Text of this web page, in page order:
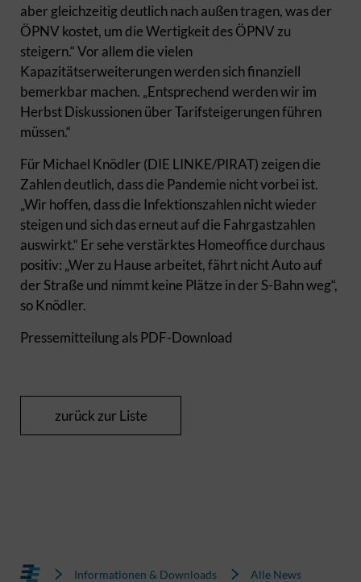
aber gleichzeitig deutlich nach außen tragen, was der
ÖPNV kostet, um die Wertigkeit des ÖPNV zu
steigern.“ Vor allem die vielen
Kapazitätserweiterungen werden sich finanziell
bemerkbar machen. „Entsprechend werden wir im
Herbst Diskussionen über Tarifsteigerungen führen
müssen.“
Für Michael Knödler (DIE LINKE/PIRAT) zeigen die
Zahlen deutlich, dass die Pandemie nicht vorbei ist.
„Wir hoffen, dass die Infektionszahlen nicht wieder
steigen und sich das erneut auf die Fahrgastzahlen
auswirkt.“ Er sehe verstärktes Homeoffice durchaus
positiv: „Wer zu Hause arbeitet, fährt nicht Auto auf
der Straße und nimmt keine Plätze in der S-Bahn weg“,
so Knödler.
Pressemitteilung als PDF-Download
zurück zur Liste
Informationen & Downloads Alle News